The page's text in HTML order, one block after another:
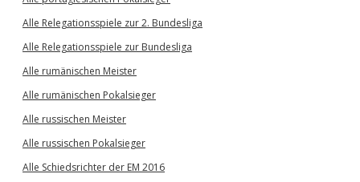
Alle Relegationsspiele zur 2. Bundesliga
Alle Relegationsspiele zur Bundesliga
Alle rumänischen Meister
Alle rumänischen Pokalsieger
Alle russischen Meister
Alle russischen Pokalsieger
Alle Schiedsrichter der EM 2016